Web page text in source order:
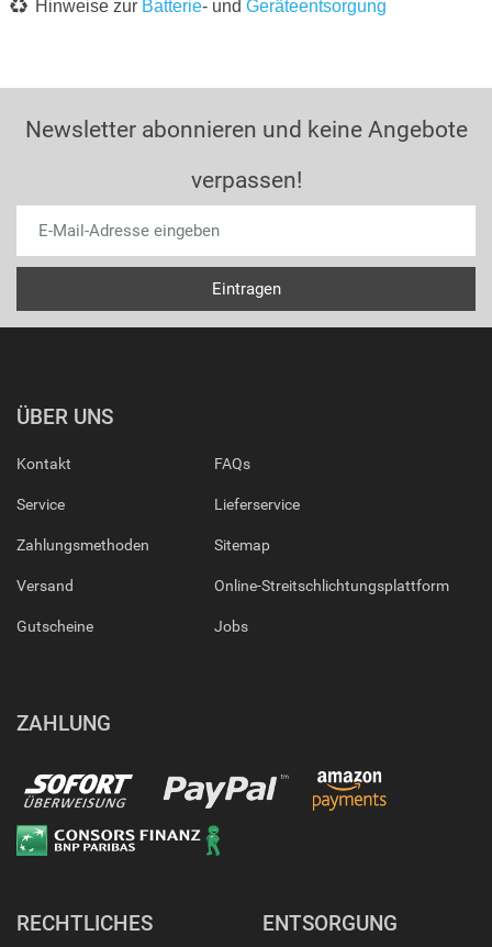
Hinweise zur Batterie- und Geräteentsorgung
Newsletter abonnieren und keine Angebote
verpassen!
ÜBER UNS
Kontakt
Service
Zahlungsmethoden
Versand
Gutscheine
FAQs
Lieferservice
Sitemap
Online-Streitschlichtungsplattform
Jobs
ZAHLUNG
RECHTLICHES ENTSORGUNG